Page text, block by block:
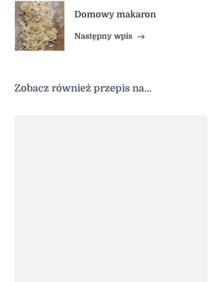
Domowy makaron
Następny wpis
Zobacz również przepis na...